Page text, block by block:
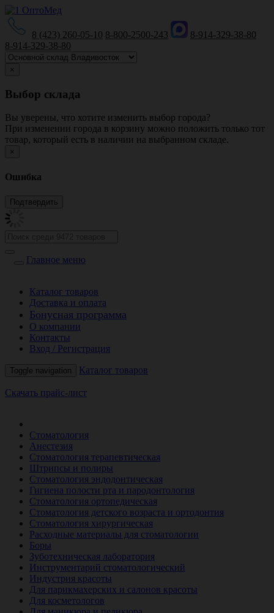
8 (423) 260-05-10 8-800-2500-243
8-914-329-38-80
8-914-329-38-80
×
Выбор склада
Вы уверены, что хотите изменить выбор города?
При изменении города в корзину можно положить только тот
товар, который есть в наличии на выбранном складе.
×
Ошибка
Главное меню
Каталог товаров
Доставка и оплата
Бонусная программа
О компании
Контакты
Вход / Регистрация
Toggle navigation Каталог товаров
Скачать прайс-лист
Стоматология
Анестезия
Стоматология терапевтическая
Штрипсы и полиры
Стоматология эндодонтическая
Гигиена полости рта и пародонтология
Стоматология ортопедическая
Стоматология детского возраста и ортодонтия
Стоматология хирургическая
Расходные материалы для стоматологии
Боры
Зуботехническая лаборатория
Инструментарий стоматологический
Индустрия красоты
Для парикмахерских и салонов красоты
Для косметологов